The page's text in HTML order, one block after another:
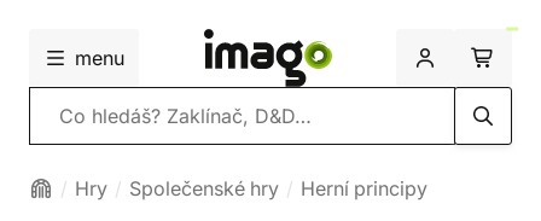
menu
Vyhledávání
Hry Společenské hry Herní principy